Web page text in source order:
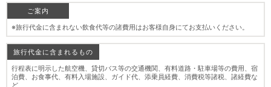
ご案内
※旅行代金に含まれない飲食代等の諸費用はお客様自身にてお支払いください。
旅行代金に含まれるもの
行程表に明示した航空機、貸切バス等の交通機関、有料道路・駐車場等の費用、宿
泊費、お食事代、有料入場施設、ガイド代、添乗員経費、消費税等諸税、諸経費な
ど